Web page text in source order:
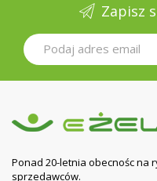
Zapisz
Ponad 20-letnia obecnośc na
sprzedawców.